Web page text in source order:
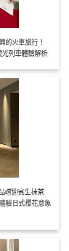
的火車旅行！
列車體驗解析
嚐迎賓生抹茶
驗日式櫻花意象